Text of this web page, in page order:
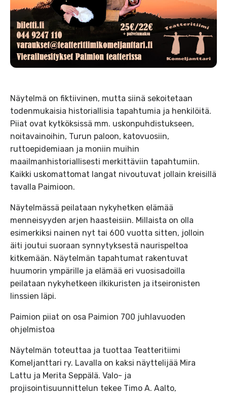
Näytelmä on fiktiivinen, mutta siinä sekoitetaan
todenmukaisia historiallisia tapahtumia ja henkilöitä.
Piiat ovat kytköksissä mm. uskonpuhdistukseen,
noitavainoihin, Turun paloon, katovuosiin,
ruttoepidemiaan ja moniin muihin
maailmanhistoriallisesti merkittäviin tapahtumiin.
Kaikki uskomattomat langat nivoutuvat jollain kreisillä
tavalla Paimioon.
Näytelmässä peilataan nykyhetken elämää
menneisyyden arjen haasteisiin. Millaista on olla
esimerkiksi nainen nyt tai 600 vuotta sitten, jolloin
äiti joutui suoraan synnytyksestä naurispeltoa
kitkemään. Näytelmän tapahtumat rakentuvat
huumorin ympärille ja elämää eri vuosisadoilla
peilataan nykyhetkeen ilkikuristen ja itseironisten
linssien läpi.
Paimion piiat on osa Paimion 700 juhlavuoden
ohjelmistoa
Näytelmän toteuttaa ja tuottaa Teatteritiimi
Komeljanttari ry. Lavalla on kaksi näyttelijää Mira
Lattu ja Merita Seppälä. Valo- ja
projisointisuunnittelun tekee Timo A. Aalto,